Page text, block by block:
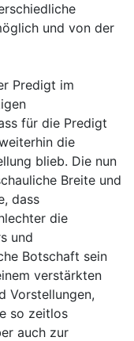
und von der
Predigt im
für die Predigt
die
blieb. Die nun
Breite und
dass
die
und
Botschaft sein
verstärkten
Vorstellungen,
so zeitlos
auch zur